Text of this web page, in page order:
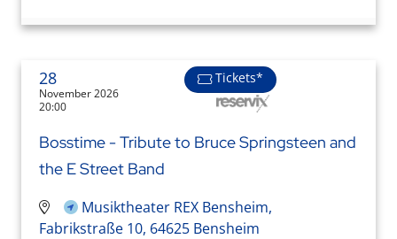
28
November 2026
20:00
Tickets*
Bosstime - Tribute to Bruce Springsteen and
the E Street Band
Musiktheater REX Bensheim,
Fabrikstraße 10, 64625 Bensheim